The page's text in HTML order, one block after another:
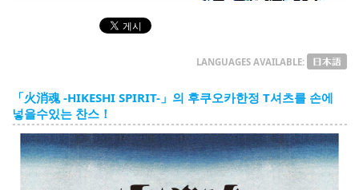
Culture Watch
LANGUAGES AVAILABLE:
「火消魂 -HIKESHI SPIRIT-」의 후쿠오카한정 T셔츠를 손에
넣을수있는 찬스！